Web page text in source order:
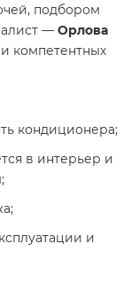
подбором
— Орлова
компетентных
кондиционера;
в интерьер и
и